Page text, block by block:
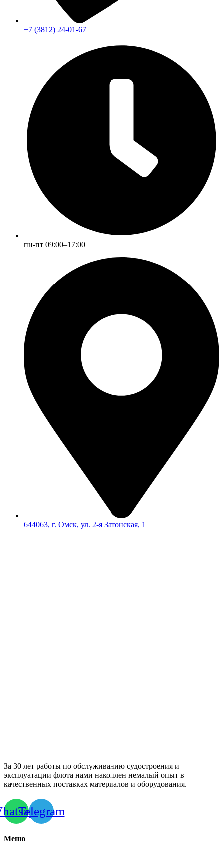
+7 (3812) 24-01-67
пн-пт 09:00–17:00
644063, г. Омск, ул. 2-я Затонская, 1
За 30 лет работы по обслуживанию судостроения и
эксплуатации флота нами накоплен немалый опыт в
качественных поставках материалов и оборудования.
Telegram
Меню